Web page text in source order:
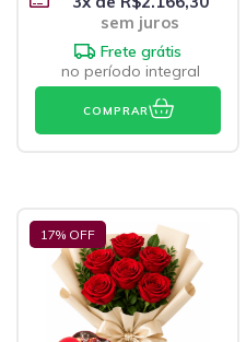
sem juros
Frete grátis
no período integral
COMPRAR
17% OFF